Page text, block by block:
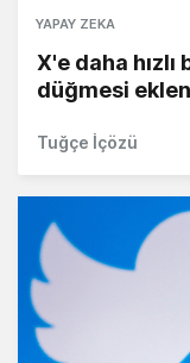
YAPAY ZEKA
X'e daha
düğmesi
Tuğçe İçözü